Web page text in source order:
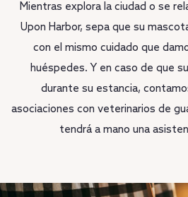
Mientras explora la ciudad o se
Upon Harbor, sepa que su
con el mismo cuidado que
huéspedes. Y en caso de que
durante su estancia,
asociaciones con veterinarios de
tendrá a mano una